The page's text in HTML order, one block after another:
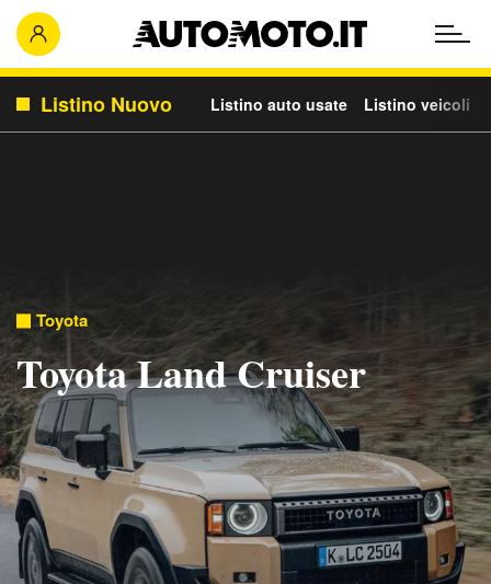
Listino Nuovo Listino auto usate Listino veicoli
Toyota
Toyota Land Cruiser